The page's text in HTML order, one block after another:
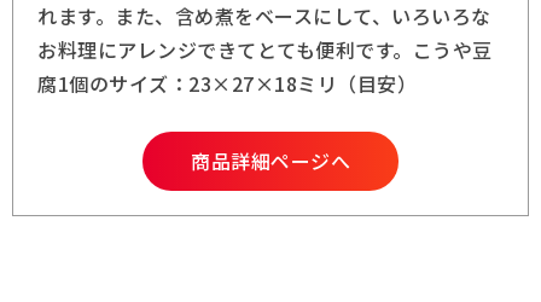
れます。また、含め煮をベースにして、いろいろな
お料理にアレンジできてとても便利です。こうや豆
腐1個のサイズ：23×27×18ミリ（目安）
商品詳細ページへ